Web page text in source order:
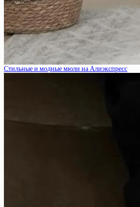
Стильные и модные мюли на Алиэкспресс